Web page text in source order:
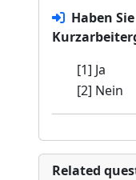
Haben
[1] Ja
[2] Nein
Related